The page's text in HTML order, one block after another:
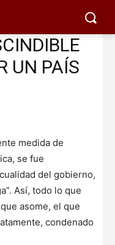
UN PAÍS
medida de
se fue
del gobierno,
Así, todo lo que
asome, el que
condenado